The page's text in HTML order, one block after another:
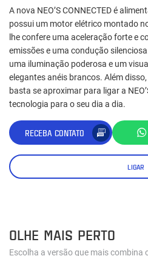
A nova NEO’S CONNECTED é
possui um motor elétrico montado
lhe confere uma aceleração forte e
emissões e uma condução
uma iluminação poderosa e um
elegantes anéis brancos. Além
basta se aproximar para ligar a
tecnologia para o seu dia a dia.
RECEBA CONTATO
LIGAR
OLHE MAIS PERTO
Escolha a versão que mais combina